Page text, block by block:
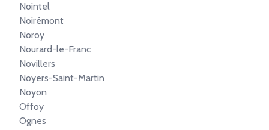
Nointel
Noirémont
Noroy
Nourard-le-Franc
Novillers
Noyers-Saint-Martin
Noyon
Offoy
Ognes